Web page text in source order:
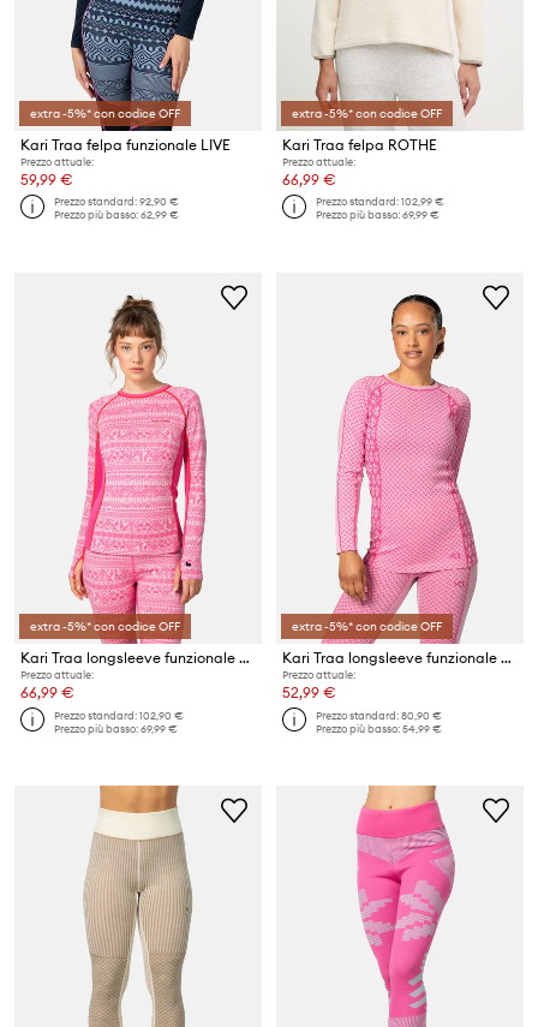
extra -5%* con codice OFF
Kari Traa felpa funzionale LIVE
Prezzo attuale:
59,99 €
Prezzo standard:92,90 €
Prezzo più basso:62,99 €
extra -5%* con codice OFF
Kari Traa felpa ROTHE
Prezzo attuale:
66,99 €
Prezzo standard:102,99 €
Prezzo più basso:69,99 €
extra -5%* con codice OFF
Kari Traa longsleeve funzionale TALE
Prezzo attuale:
66,99 €
Prezzo standard:102,90 €
Prezzo più basso:69,99 €
extra -5%* con codice OFF
Kari Traa longsleeve funzionale LEKKER
Prezzo attuale:
52,99 €
Prezzo standard:80,90 €
Prezzo più basso:54,99 €